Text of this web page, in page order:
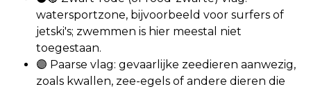
watersportzone, bijvoorbeeld voor surfers of
jetski's; zwemmen is hier meestal niet
toegestaan.
🟣 Paarse vlag: gevaarlijke zeedieren aanwezig,
zoals kwallen, zee-egels of andere dieren die